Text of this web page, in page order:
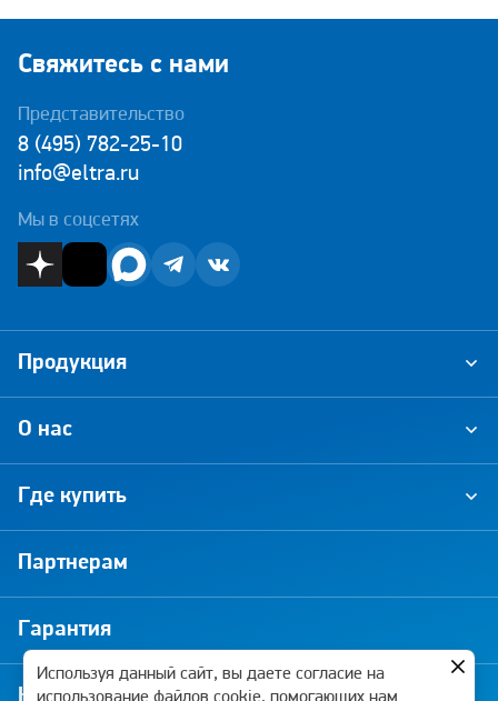
Свяжитесь с нами
Представительство
8 (495) 782-25-10
info@eltra.ru
Мы в соцсетях
О нас
Где купить
Партнерам
Гарантия
Новости и акции
Продукция
Используя данный сайт, вы даете согласие на